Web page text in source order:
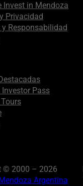
Invest in Mendoza
Privacidad
Responsabilidad
Pass
© 2000 – 2026
Argentina